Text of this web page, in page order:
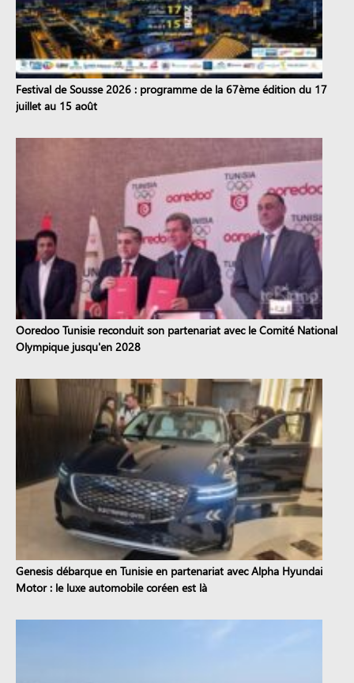
Festival de Sousse 2026 : programme de la 67ème édition du 17
juillet au 15 août
Ooredoo Tunisie reconduit son partenariat avec le Comité National
Olympique jusqu'en 2028
Genesis débarque en Tunisie en partenariat avec Alpha Hyundai
Motor : le luxe automobile coréen est là